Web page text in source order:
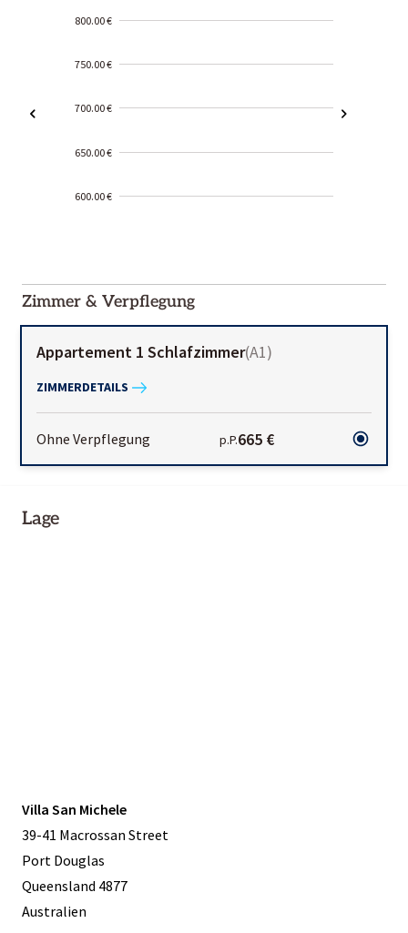
800.00 €
750.00 €
700.00 €
650.00 €
600.00 €
01-02
Zimmer & Verpflegung
Appartement 1 Schlafzimmer(A1)
ZIMMERDETAILS
Ohne Verpflegung p.P.665 €
Lage
Villa San Michele
39-41 Macrossan Street
Port Douglas
Queensland 4877
Australien